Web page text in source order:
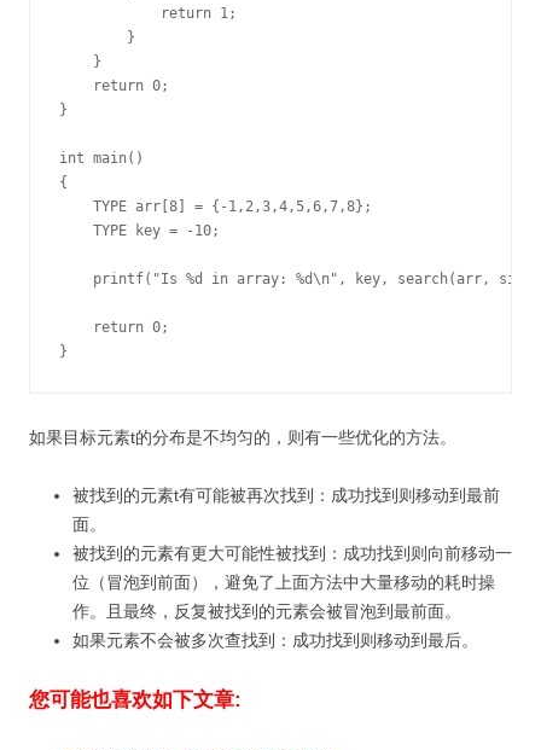
            return 1;
        }
    }
    return 0;
}
int main()
{
    TYPE arr[8] = {-1,2,3,4,5,6,7,8};
    TYPE key = -10;
printf("Is %d in array: %d\n", key, search(arr,
    return 0;
}
如果目标元素t的分布是不均匀的，则有一些优化的方法。
被找到的元素t有可能被再次找到：成功找到则移动到最前
面。
被找到的元素有更大可能性被找到：成功找到则向前移动一
位（冒泡到前面），避免了上面方法中大量移动的耗时操
作。且最终，反复被找到的元素会被冒泡到最前面。
如果元素不会被多次查找到：成功找到则移动到最后。
您可能也喜欢如下文章: